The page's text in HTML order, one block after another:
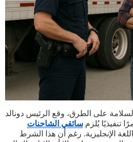
على الطرق، وقع الرئيس دونالد
سائقي الشاحنات
الإنجليزية. رغم أن هذا الشرط